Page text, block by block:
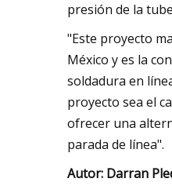
presión de la
"Este proyecto
México y es la
soldadura en
proyecto sea el
ofrecer una
parada de línea".
Autor: Darran